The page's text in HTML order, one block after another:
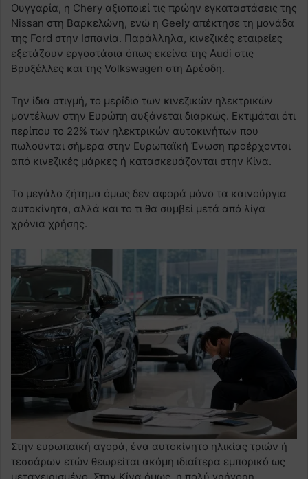
Ουγγαρία, η Chery αξιοποιεί τις πρώην εγκαταστάσεις της
Nissan στη Βαρκελώνη, ενώ η Geely απέκτησε τη μονάδα
της Ford στην Ισπανία. Παράλληλα, κινεζικές εταιρείες
εξετάζουν εργοστάσια όπως εκείνα της Audi στις
Βρυξέλλες και της Volkswagen στη Δρέσδη.
Την ίδια στιγμή, το μερίδιο των κινεζικών ηλεκτρικών
μοντέλων στην Ευρώπη αυξάνεται διαρκώς. Εκτιμάται ότι
περίπου το 22% των ηλεκτρικών αυτοκινήτων που
πωλούνται σήμερα στην Ευρωπαϊκή Ένωση προέρχονται
από κινεζικές μάρκες ή κατασκευάζονται στην Κίνα.
Το μεγάλο ζήτημα όμως δεν αφορά μόνο τα καινούργια
αυτοκίνητα, αλλά και το τι θα συμβεί μετά από λίγα
χρόνια χρήσης.
Στην ευρωπαϊκή αγορά, ένα αυτοκίνητο ηλικίας τριών ή
τεσσάρων ετών θεωρείται ακόμη ιδιαίτερα εμπορικό ως
μεταχειρισμένο. Στην Κίνα όμως, η πολύ γρήγορη